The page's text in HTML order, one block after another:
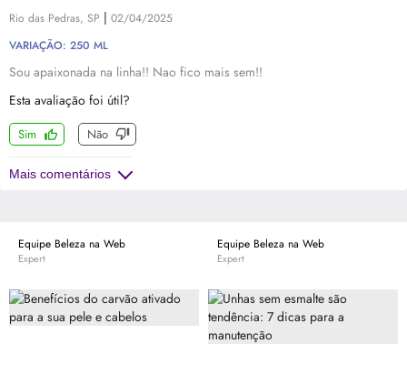
Rio das Pedras, SP | 02/04/2025
VARIAÇÃO: 250 ML
Sou apaixonada na linha!! Nao fico mais sem!!
Esta avaliação foi útil?
Sim Não
Mais comentários
Equipe Beleza na Web
Expert
Equipe Beleza na Web
Expert